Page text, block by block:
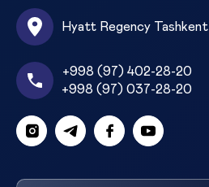
Hyatt Regency Tashkent
+998 (97) 402-28-20
+998 (97) 037-28-20